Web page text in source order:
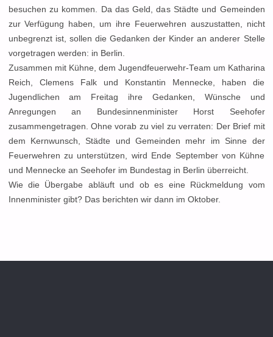
besuchen zu kommen. Da das Geld, das Städte und Gemeinden
zur Verfügung haben, um ihre Feuerwehren auszustatten, nicht
unbegrenzt ist, sollen die Gedanken der Kinder an anderer Stelle
vorgetragen werden: in Berlin.
Zusammen mit Kühne, dem Jugendfeuerwehr-Team um Katharina
Reich, Clemens Falk und Konstantin Mennecke, haben die
Jugendlichen am Freitag ihre Gedanken, Wünsche und
Anregungen an Bundesinnenminister Horst Seehofer
zusammengetragen. Ohne vorab zu viel zu verraten: Der Brief mit
dem Kernwunsch, Städte und Gemeinden mehr im Sinne der
Feuerwehren zu unterstützen, wird Ende September von Kühne
und Mennecke an Seehofer im Bundestag in Berlin überreicht.
Wie die Übergabe abläuft und ob es eine Rückmeldung vom
Innenminister gibt? Das berichten wir dann im Oktober.